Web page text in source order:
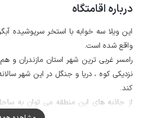
درباره اقامتگاه
این ویلا سه خوابه با استخر سرپوشیده
واقع شده است.
رامسر غربی ترین شهر استان مازندران و
نزدیکی کوه ، دریا و جنگل در این شهر
کند.
از جاذبه های این منطقه می توان به ساحل